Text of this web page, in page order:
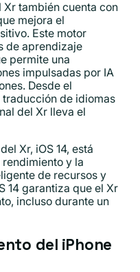
también cuenta con
mejora el
Este motor
de aprendizaje
permite una
impulsadas por IA
Desde el
de idiomas
del Xr lleva el
Xr, iOS 14, está
y la
de recursos y
14 garantiza que el Xr
incluso durante un
del iPhone